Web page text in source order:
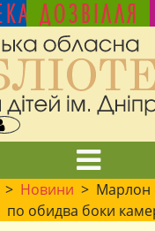
ДОЗВІЛЛЯ
> Новини > Марлон
по обидва боки